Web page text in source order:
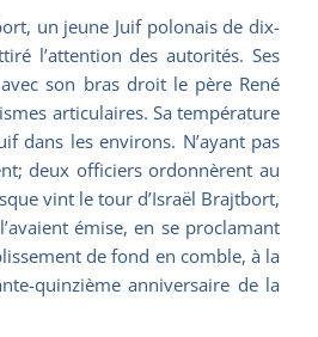
un jeune Juif polonais de dix-
l’attention des autorités. Ses
son bras droit le père René
articulaires. Sa température
dans les environs. N’ayant pas
deux officiers ordonnèrent au
vint le tour d’Israël Brajtbort,
émise, en se proclamant
de fond en comble, à la
quinzième anniversaire de la